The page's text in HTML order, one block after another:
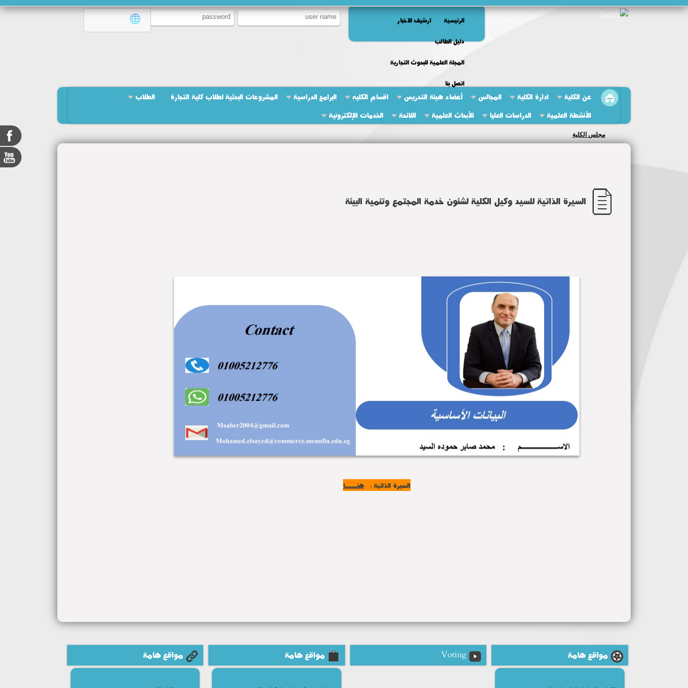
الرئيسية
ارشيف الاخبار
دليل الطالب
المجلة العلمية للبحوث التجارية
اتصل بنا
عن الكلية ادارة الكلية المجالس أعضاء هيئة التدريس اقسام الكليه البرامج الدراسية المشروعات البحثية لطلاب كلية التجارة
الطلاب
الأنشطة العلمية
الدراسات العليا الأبحاث العلمية اللائحة الخدمات الإلكترونية
مجلس الكلية
السيرة الذاتية للسيد وكيل الكلية لشئون خدمة المجتمع وتنمية البيئة
السيرة الذاتية : هنــــــا
مواقع هامة Voting مواقع هامة مواقع هامة